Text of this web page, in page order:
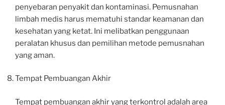
penyebaran penyakit dan kontaminasi. Pemusnahan
limbah medis harus mematuhi standar keamanan dan
kesehatan yang ketat. Ini melibatkan penggunaan
peralatan khusus dan pemilihan metode pemusnahan
yang aman.
Tempat Pembuangan Akhir
Tempat pembuangan akhir yang terkontrol adalah area